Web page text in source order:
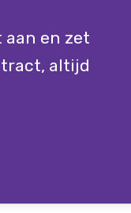
aan en zet
altijd